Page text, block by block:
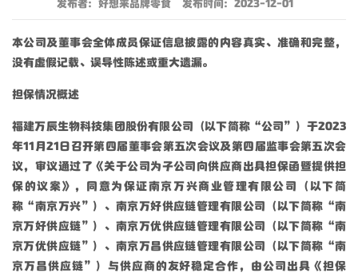
发布者：好想来品牌零食 发布时间：2023-12-01
本公司及董事会全体成员保证信息披露的内容真实、准确和完整，
没有虚假记载、误导性陈述或重大遗漏。
担保情况概述
福建万辰生物科技集团股份有限公司（以下简称“公司”）于2023
年11月21日召开第四届董事会第五次会议及第四届监事会第五次会
议，审议通过了《关于公司为子公司向供应商出具担保函暨提供担
保的议案》，同意为保证南京万兴商业管理有限公司（以下简
称“南京万兴”）、南京万好供应链管理有限公司（以下简称“南
京万好供应链”）、南京万优供应链管理有限公司（以下简称“南
京万优供应链”）、南京万昌供应链管理有限公司（以下简称“南
京万昌供应链”）与供应商的友好稳定合作，由公司出具《担保